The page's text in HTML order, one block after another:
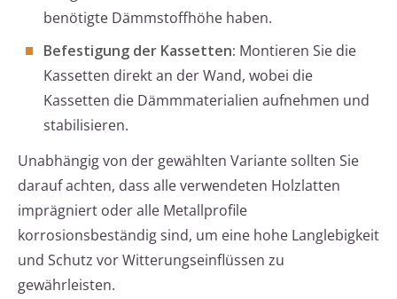
benötigte Dämmstoffhöhe haben.
Befestigung der Kassetten: Montieren Sie die
Kassetten direkt an der Wand, wobei die
Kassetten die Dämmmaterialien aufnehmen und
stabilisieren.
Unabhängig von der gewählten Variante sollten Sie
darauf achten, dass alle verwendeten Holzlatten
imprägniert oder alle Metallprofile
korrosionsbeständig sind, um eine hohe Langlebigkeit
und Schutz vor Witterungseinflüssen zu
gewährleisten.